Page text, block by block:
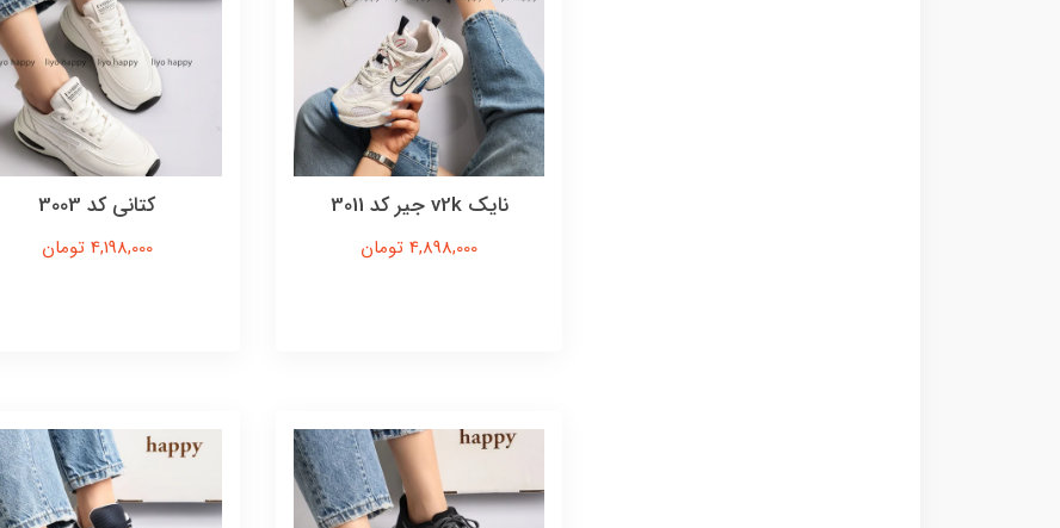
نایک v2k جیر کد 3011
4,898,000 تومان
کتانی کد 3003
4,198,000 تومان